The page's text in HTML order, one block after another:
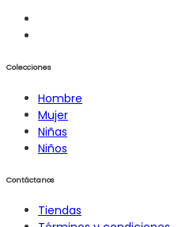
Colecciones
Hombre
Mujer
Niñas
Niños
Contáctanos
Tiendas